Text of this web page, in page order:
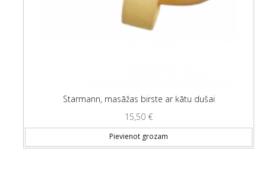
Starmann, masāžas birste ar kātu dušai
15,50 €
Pievienot grozam